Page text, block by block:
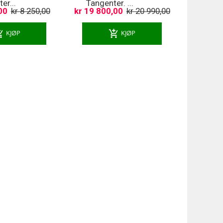
kr 8 250,00
KJØP
Tangenter. ...
kr 19 800,00 kr 20 990,00
add_shopping_cart KJØP